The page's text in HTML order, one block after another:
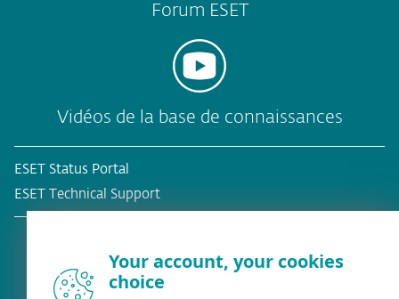
Forum ESET
Vidéos de la base de connaissances
ESET Status Portal
ESET Technical Support
Your account, your cookies
choice